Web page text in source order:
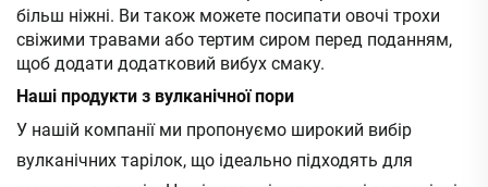
більш ніжні. Ви також можете посипати овочі трохи
свіжими травами або тертим сиром перед поданням,
щоб додати додатковий вибух смаку.
Наші продукти з вулканічної пори
У нашій компанії ми пропонуємо широкий вибір
вулканічних тарілок, що ідеально підходять для